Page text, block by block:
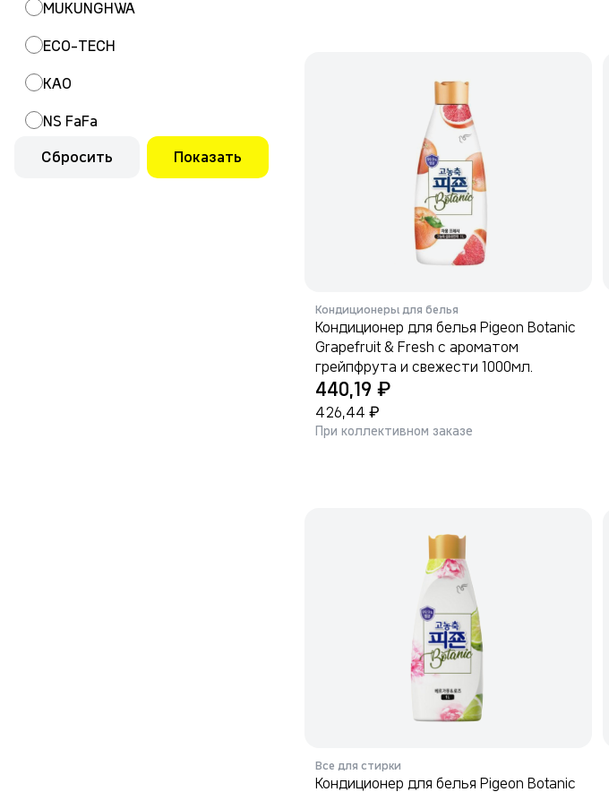
MUKUNGHWA
ECO-TECH
KAO
NS FaFa
SANDOKKAEBI
Сбросить Показать
Кондиционеры для белья
Кондиционер для белья Pigeon Botanic
Grapefruit & Fresh с ароматом
грейпфрута и свежести 1000мл.
440,19 ₽
426,44 ₽
При коллективном заказе
Все для стирки
Кондиционер для белья Pigeon Botanic